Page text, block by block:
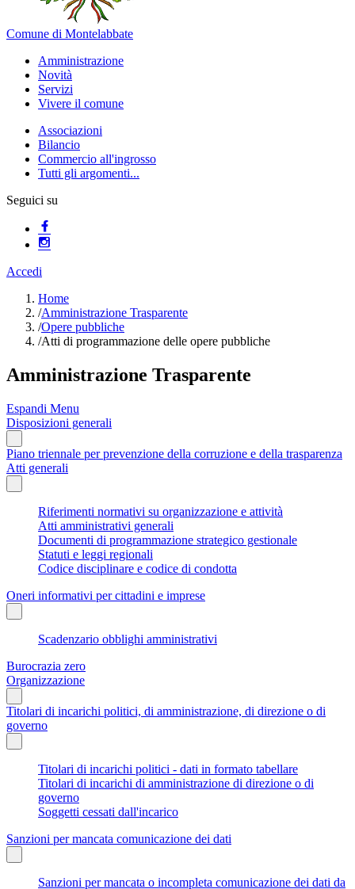
Comune di Montelabbate
Amministrazione
Novità
Servizi
Vivere il comune
Associazioni
Bilancio
Commercio all'ingrosso
Tutti gli argomenti...
Seguici su
Accedi
Home
/Amministrazione Trasparente
/Opere pubbliche
/Atti di programmazione delle opere pubbliche
Amministrazione Trasparente
Espandi Menu
Disposizioni generali
Piano triennale per prevenzione della corruzione e della trasparenza
Atti generali
Riferimenti normativi su organizzazione e attività
Atti amministrativi generali
Documenti di programmazione strategico gestionale
Statuti e leggi regionali
Codice disciplinare e codice di condotta
Oneri informativi per cittadini e imprese
Scadenzario obblighi amministrativi
Burocrazia zero
Organizzazione
Titolari di incarichi politici, di amministrazione, di direzione o di
governo
Titolari di incarichi politici - dati in formato tabellare
Titolari di incarichi di amministrazione di direzione o di
governo
Soggetti cessati dall'incarico
Sanzioni per mancata comunicazione dei dati
Sanzioni per mancata o incompleta comunicazione dei dati da